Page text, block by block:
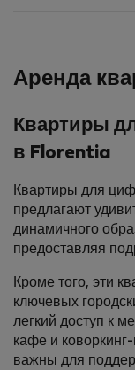
Аренда
Квартиры
в Florentia
Квартиры для
предлагают
динамичного
предоставляя
Кроме того, эти
ключевых
легкий доступ к
кафе и
важны для